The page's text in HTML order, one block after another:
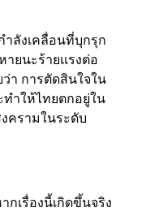
ำลังเคลื่อนที่บุกรุก
ายนะร้ายแรงต่อ
า การตัดสินใจใน
ำให้ไทยตกอยู่ใน
ครามในระดับ
เรื่องนี้เกิดขึ้นจริง